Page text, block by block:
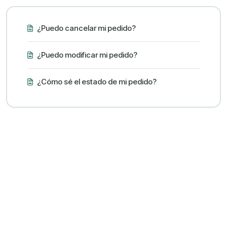
¿Puedo cancelar mi pedido?
¿Puedo modificar mi pedido?
¿Cómo sé el estado de mi pedido?